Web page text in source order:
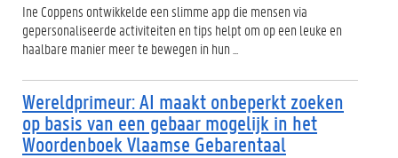
Ine Coppens ontwikkelde een slimme app die mensen via
gepersonaliseerde activiteiten en tips helpt om op een leuke en
haalbare manier meer te bewegen in hun ...
Wereldprimeur: AI maakt onbeperkt zoeken
op basis van een gebaar mogelijk in het
Woordenboek Vlaamse Gebarentaal